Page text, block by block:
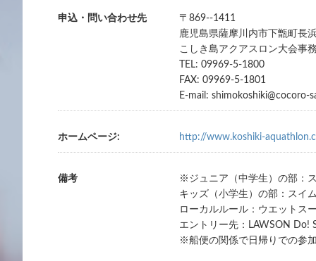
申込・問い合わせ先
〒869--1411
鹿児島県薩摩川内市下甑町
こしき島アクアスロン大会事
TEL: 09969-5-1800
FAX: 09969-5-1801
E-mail: shimokoshiki@cocoro-
ホームページ: http://www.koshiki-
備考
※ジュニア（中学生）の部：
キッズ（小学生）の部：スイ
ローカルルール：ウエットス
エントリー先：LAWSON Do!
※船便の関係で日帰りでの参